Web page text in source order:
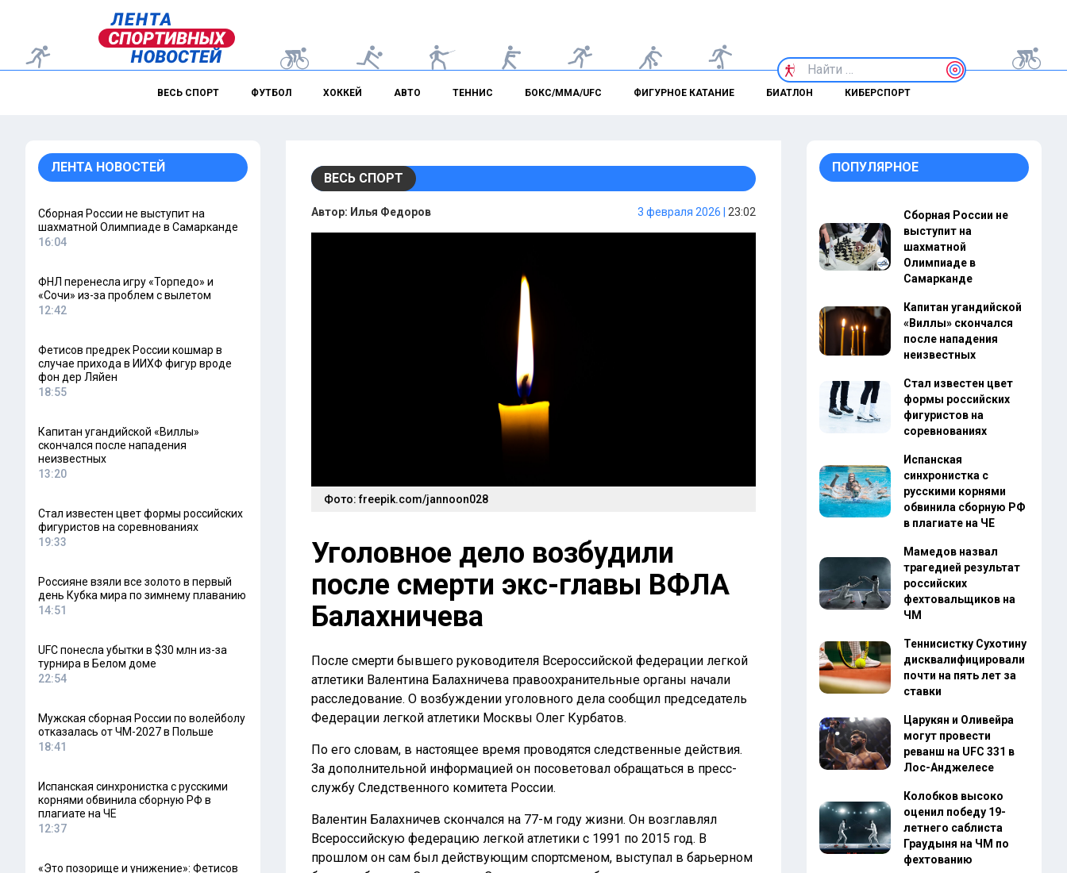
ВЕСЬ СПОРТ ФУТБОЛ ХОККЕЙ АВТО ТЕННИС БОКС/ММА/UFC ФИГУРНОЕ КАТАНИЕ БИАТЛОН КИБЕРСПОРТ
ЛЕНТА НОВОСТЕЙ
Сборная России не выступит на
шахматной Олимпиаде в Самарканде
16:04
ФНЛ перенесла игру «Торпедо» и
«Сочи» из-за проблем с вылетом
12:42
Фетисов предрек России кошмар в
случае прихода в ИИХФ фигур вроде
фон дер Ляйен
18:55
Капитан угандийской «Виллы»
скончался после нападения
неизвестных
13:20
Стал известен цвет формы российских
фигуристов на соревнованиях
19:33
Россияне взяли все золото в первый
день Кубка мира по зимнему плаванию
14:51
UFC понесла убытки в $30 млн из-за
турнира в Белом доме
22:54
Мужская сборная России по волейболу
отказалась от ЧМ-2027 в Польше
18:41
Испанская синхронистка с русскими
корнями обвинила сборную РФ в
плагиате на ЧЕ
12:37
«Это позорище и унижение»: Фетисов
ВЕСЬ СПОРТ
Автор: Илья Федоров 3 февраля 2026 | 23:02
Фото: freepik.com/jannoon028
Уголовное дело возбудили
после смерти экс-главы ВФЛА
Балахничева
После смерти бывшего руководителя Всероссийской федерации легкой
атлетики Валентина Балахничева правоохранительные органы начали
расследование. О возбуждении уголовного дела сообщил председатель
Федерации легкой атлетики Москвы Олег Курбатов.
По его словам, в настоящее время проводятся следственные действия.
За дополнительной информацией он посоветовал обращаться в пресс-
службу Следственного комитета России.
Валентин Балахничев скончался на 77-м году жизни. Он возглавлял
Всероссийскую федерацию легкой атлетики с 1991 по 2015 год. В
прошлом он сам был действующим спортсменом, выступал в барьерном
ПОПУЛЯРНОЕ
Сборная России не
выступит на
шахматной
Олимпиаде в
Самарканде
Капитан угандийской
«Виллы» скончался
после нападения
неизвестных
Стал известен цвет
формы российских
фигуристов на
соревнованиях
Испанская
синхронистка с
русскими корнями
обвинила сборную РФ
в плагиате на ЧЕ
Мамедов назвал
трагедией результат
российских
фехтовальщиков на
ЧМ
Теннисистку Сухотину
дисквалифицировали
почти на пять лет за
ставки
Царукян и Оливейра
могут провести
реванш на UFC 331 в
Лос-Анджелесе
Колобков высоко
оценил победу 19-
летнего саблиста
Граудыня на ЧМ по
фехтованию